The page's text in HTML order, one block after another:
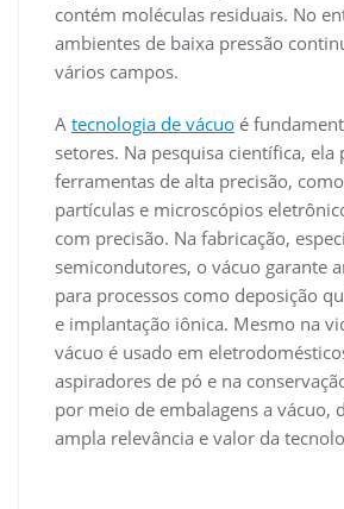
contém moléculas residuais. No
ambientes de baixa pressão
vários campos.
A tecnologia de vácuo é
setores. Na pesquisa científica, ela
ferramentas de alta precisão,
partículas e microscópios
com precisão. Na fabricação,
semicondutores, o vácuo garante
para processos como deposição
e implantação iônica. Mesmo na
vácuo é usado em
aspiradores de pó e na
por meio de embalagens a vácuo,
ampla relevância e valor da